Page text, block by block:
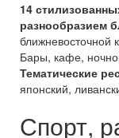
14
разнообразием
ближневосточной
Бары, кафе,
Тематические
японский,
Спорт,